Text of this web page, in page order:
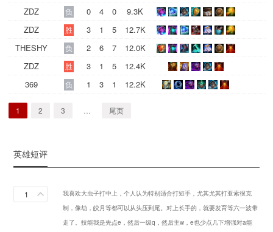
ZDZ
负 0 4 0
9.3K
ZDZ
胜 3 1 5
12.7K
THESHY
负 2 6 7
12.0K
ZDZ
胜 3 1 5
12.4K
369
负 1 3 1 12.2K
1 2 3 尾页
英雄短评
1
我喜欢大虫子打中上，个人认为特别适合打短手，尤其尤其打亚索很克
制，像劫，皎月等都可以从头压到尾。对上长手的，就要发育等六一波带
走了。技能我是先点e，然后一级q，然后主w，e也少点几下增强对a能